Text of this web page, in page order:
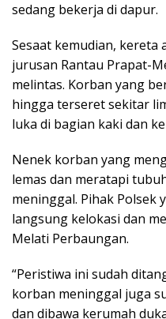
sedang bekerja di dapur.
Sesaat kemudian, kereta
jurusan Rantau Prapat-
melintas. Korban yang
hingga terseret sekitar
luka di bagian kaki dan
Nenek korban yang
lemas dan meratapi
meninggal. Pihak Polsek
langsung kelokasi dan
Melati Perbaungan.
“Peristiwa ini sudah
korban meninggal juga
dan dibawa kerumah